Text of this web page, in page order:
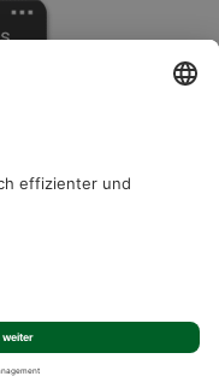
Manufaktur